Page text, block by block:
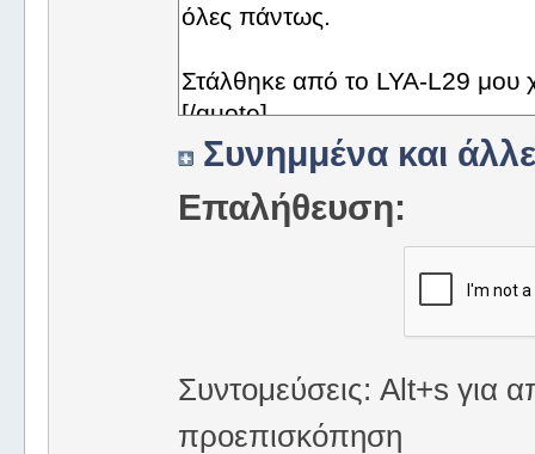
Συνημμένα και
Επαλήθευση:
Συντομεύσεις: Alt+s για
προεπισκόπηση